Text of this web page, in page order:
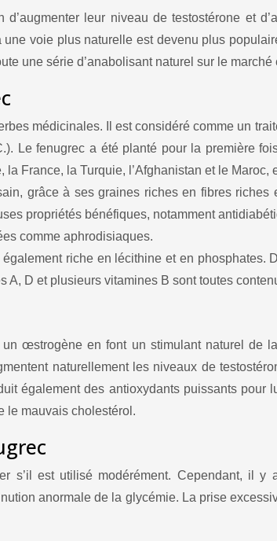
d’augmenter leur niveau de testostérone et
voie plus naturelle est devenu plus
une série d’anabolisant naturel sur le
médicinales. Il est considéré comme un
Le fenugrec a été planté pour la première
la France, la Turquie, l’Afghanistan et le Maroc,
grâce à ses graines riches en fibres
propriétés bénéfiques, notamment
comme aphrodisiaques.
riche en lécithine et en
A, D et plusieurs vitamines B sont toutes
un œstrogène en font un stimulant naturel de
naturellement les niveaux de
également des antioxydants puissants pour
le mauvais cholestérol.
s’il est utilisé modérément. Cependant, il
anormale de la glycémie. La prise